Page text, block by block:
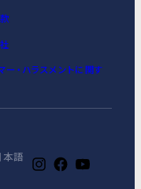
ー・ハラスメントに関す
本語